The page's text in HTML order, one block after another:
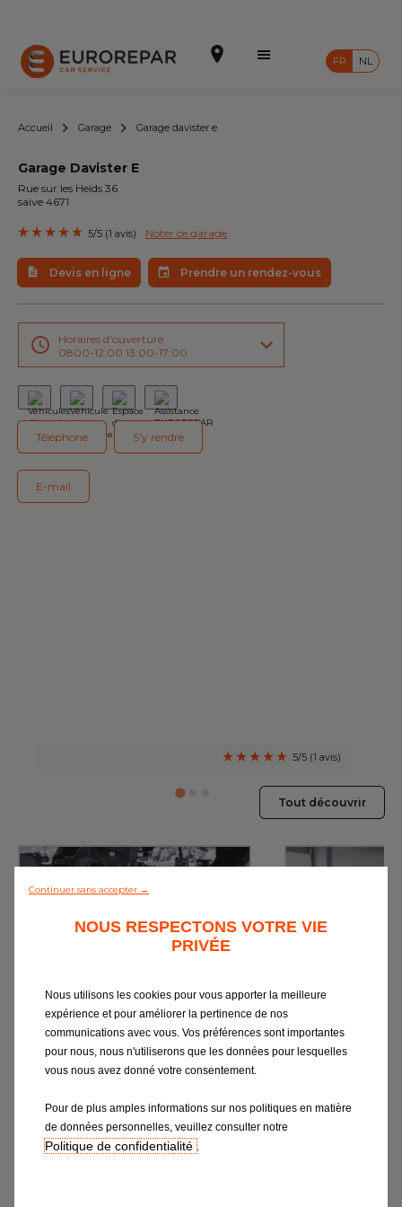
Prendre un rendez-vous
Devis en ligne
Notre enseigne
Intégrer le réseau
Nos Promotions
Notre gamme de pièces
Tous les garages
Intégrer le réseau
FR NL
Accueil Garage Garage davister e
Garage Davister E
Rue sur les Heids 36
saive 4671
5/5 (1 avis) Noter ce garage
Devis en ligne Prendre un rendez-vous
Horaires d'ouverture
0800-12:00 13:00-17:00
Téléphone S'y rendre
E-mail
5/5 (1 avis)
Tout découvrir
Vidange
Les lubrifiants, garants d’un
fonctionnement moteur optimal
L’entretien : la
Continuer sans accepter →
NOUS RESPECTONS VOTRE VIE
PRIVÉE
Nous utilisons les cookies pour vous apporter la meilleure
expérience et pour améliorer la pertinence de nos
communications avec vous. Vos préférences sont importantes
pour nous, nous n'utiliserons que les données pour lesquelles
vous nous avez donné votre consentement.
Pour de plus amples informations sur nos politiques en matière
de données personnelles, veuillez consulter notre
Politique de confidentialité .